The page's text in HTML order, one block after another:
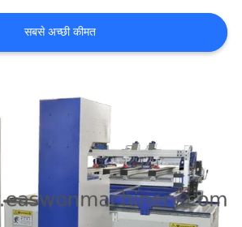
सबसे अच्छी कीमत